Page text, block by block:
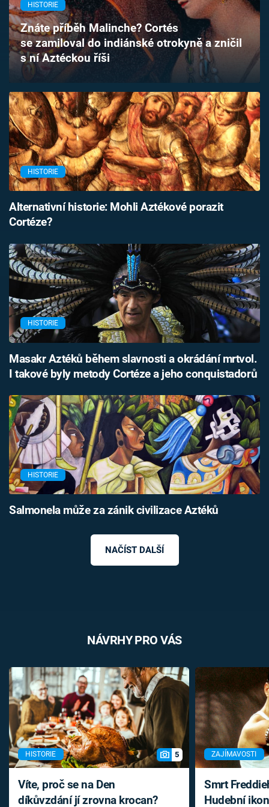
Časopis
Sledujte prima+
Přihlášení
Sledujte nás
HISTORIE
Znáte příběh Malinche? Cortés
se zamiloval do indiánské otrokyně a zničil
s ní Aztéckou říši
HISTORIE
Alternativní historie: Mohli Aztékové porazit
Cortéze?
HISTORIE
Masakr Aztéků během slavnosti a okrádání mrtvol.
I takové byly metody Cortéze a jeho conquistadorů
HISTORIE
Salmonela může za zánik civilizace Aztéků
NAČÍST DALŠÍ
NÁVRHY PRO VÁS
HISTORIE 5
Víte, proč se na Den
díkůvzdání jí zrovna krocan?
ZAJÍMAVOSTI
Smrt
Hudební